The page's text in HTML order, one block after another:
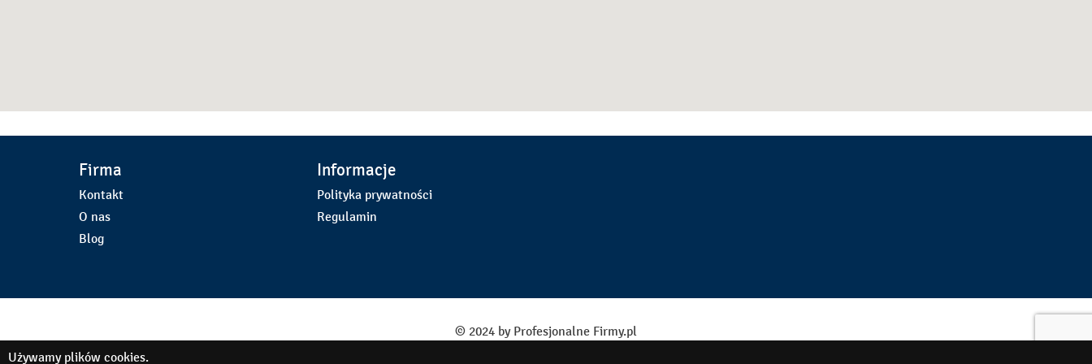
Firma
Kontakt
O nas
Blog
Informacje
Polityka prywatności
Regulamin
© 2024 by Profesjonalne Firmy.pl
Używamy plików cookies.